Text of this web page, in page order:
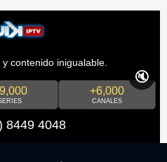
contenido inigualable.
+6,000
CANALES
8449 4048
🔇